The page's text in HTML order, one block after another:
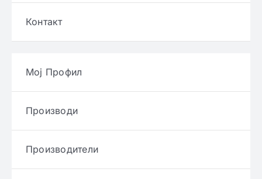
Контакт
Мој Профил
Производи
Производители